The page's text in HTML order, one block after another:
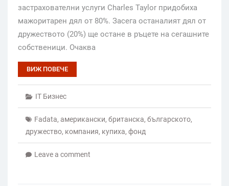
застрахователни услуги Charles Taylor придобиха
мажоритарен дял от 80%. Засега останалият дял от
дружеството (20%) ще остане в ръцете на сегашните
собственици. Очаква
ВИЖ ПОВЕЧЕ
IT Бизнес
Fadata, американски, британска, българското,
дружество, компания, купиха, фонд
Leave a comment